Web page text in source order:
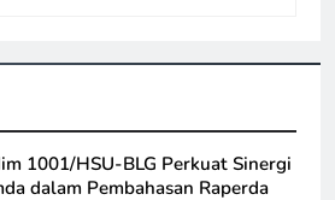
1001/HSU-BLG Perkuat Sinergi
dalam Pembahasan Raperda